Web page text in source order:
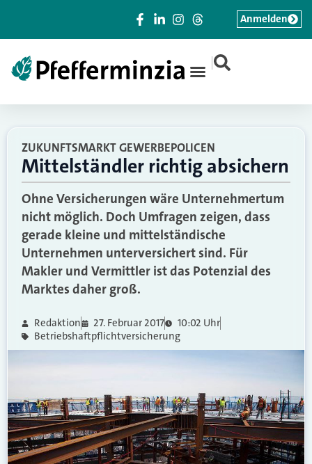
|
Anmelden
ZUKUNFTSMARKT GEWERBEPOLICEN
Mittelständler richtig absichern
Ohne Versicherungen wäre Unternehmertum
nicht möglich. Doch Umfragen zeigen, dass
gerade kleine und mittelständische
Unternehmen unterversichert sind. Für
Makler und Vermittler ist das Potenzial des
Marktes daher groß.
Redaktion 27. Februar 2017
10:02 Uhr
Betriebshaftpflichtversicherung